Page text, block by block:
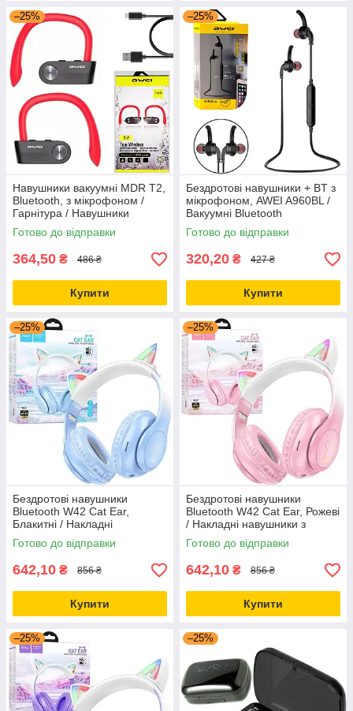
–25%
Навушники вакуумні MDR T2,
Bluetooth, з мікрофоном /
Гарнітура / Навушники
вкладиші
Готово до відправки
364,50 ₴ 486 ₴
Купити
–25%
Бездротові навушники + BT з
мікрофоном, AWEI A960BL /
Вакуумні Bluetooth
навушники
Готово до відправки
320,20 ₴ 427 ₴
Купити
–25%
Бездротові навушники
Bluetooth W42 Cat Ear,
Блакитні / Накладні
навушники з вушками /
Блютуз навушники
Готово до відправки
642,10 ₴ 856 ₴
Купити
–25%
Бездротові навушники
Bluetooth W42 Cat Ear, Рожеві
/ Накладні навушники з
вушками / Блютуз навушники
Готово до відправки
642,10 ₴ 856 ₴
Купити
–25% –25%